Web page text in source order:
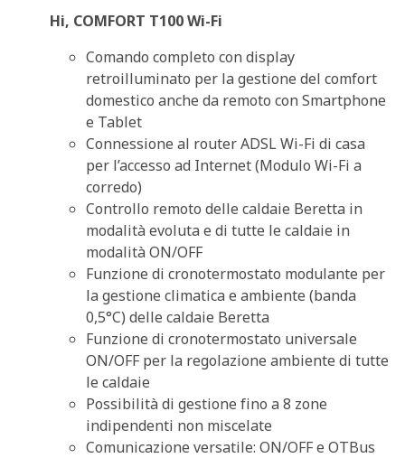
Hi, COMFORT T100 Wi-Fi
Comando completo con display
retroilluminato per la gestione del comfort
domestico anche da remoto con Smartphone
e Tablet
Connessione al router ADSL Wi-Fi di casa
per l’accesso ad Internet (Modulo Wi-Fi a
corredo)
Controllo remoto delle caldaie Beretta in
modalità evoluta e di tutte le caldaie in
modalità ON/OFF
Funzione di cronotermostato modulante per
la gestione climatica e ambiente (banda
0,5°C) delle caldaie Beretta
Funzione di cronotermostato universale
ON/OFF per la regolazione ambiente di tutte
le caldaie
Possibilità di gestione fino a 8 zone
indipendenti non miscelate
Comunicazione versatile: ON/OFF e OTBus